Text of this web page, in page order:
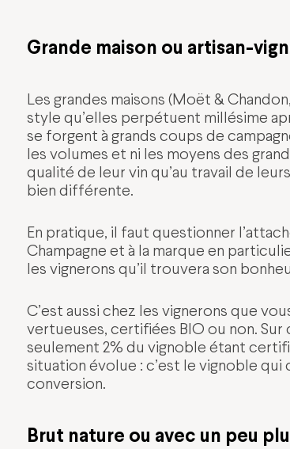
Grande maison ou artisan-
Les grandes maisons (Moët &
style qu’elles perpétuent millésime
se forgent à grands coups de
les volumes et ni les moyens des
qualité de leur vin qu’au travail de
bien différente.
En pratique, il faut questionner
Champagne et à la marque en
les vignerons qu’il trouvera son
C’est aussi chez les vignerons que
vertueuses, certifiées BIO ou non.
seulement 2% du vignoble étant
situation évolue : c’est le vignoble
conversion.
Brut nature ou avec un peu